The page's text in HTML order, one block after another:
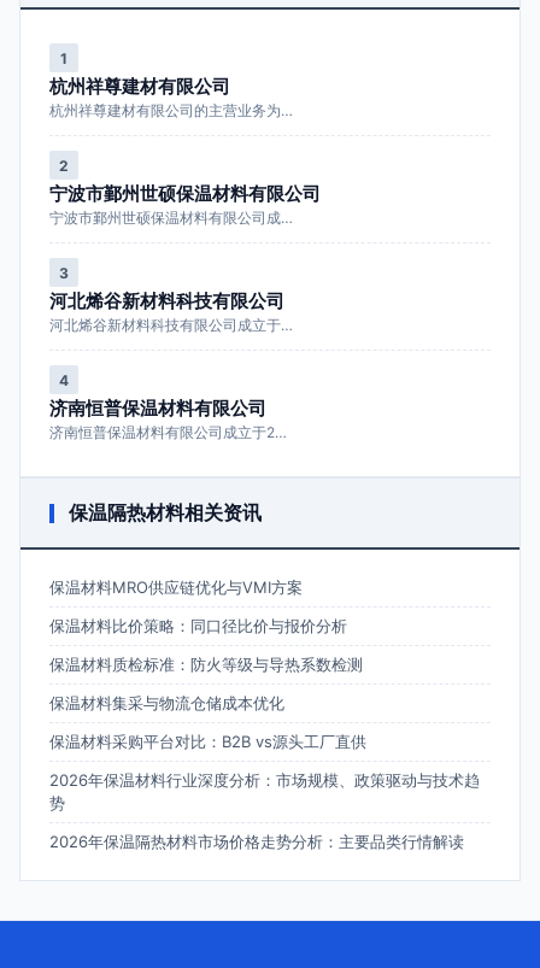
1
杭州祥尊建材有限公司
杭州祥尊建材有限公司的主营业务为…
2
宁波市鄞州世硕保温材料有限公司
宁波市鄞州世硕保温材料有限公司成…
3
河北烯谷新材料科技有限公司
河北烯谷新材料科技有限公司成立于…
4
济南恒普保温材料有限公司
济南恒普保温材料有限公司成立于2…
保温隔热材料相关资讯
保温材料MRO供应链优化与VMI方案
保温材料比价策略：同口径比价与报价分析
保温材料质检标准：防火等级与导热系数检测
保温材料集采与物流仓储成本优化
保温材料采购平台对比：B2B vs源头工厂直供
2026年保温材料行业深度分析：市场规模、政策驱动与技术趋
势
2026年保温隔热材料市场价格走势分析：主要品类行情解读